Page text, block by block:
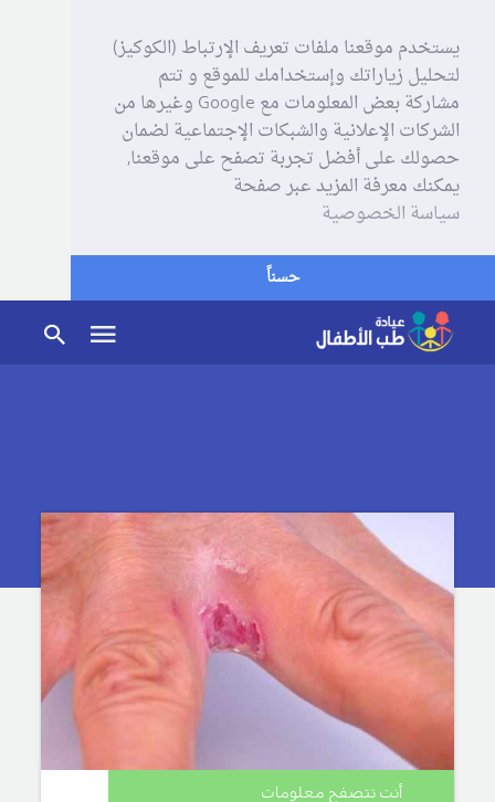
يستخدم موقعنا ملفات تعريف الإرتباط (الكوكيز)
لتحليل زياراتك وإستخدامك للموقع و تتم
مشاركة بعض المعلومات مع Google وغيرها من
الشركات الإعلانية والشبكات الإجتماعية لضمان
حصولك على أفضل تجربة تصفح على موقعنا,
يمكنك معرفة المزيد عبر صفحة
سياسة الخصوصية
حسناً
أنت تتصفح معلومات